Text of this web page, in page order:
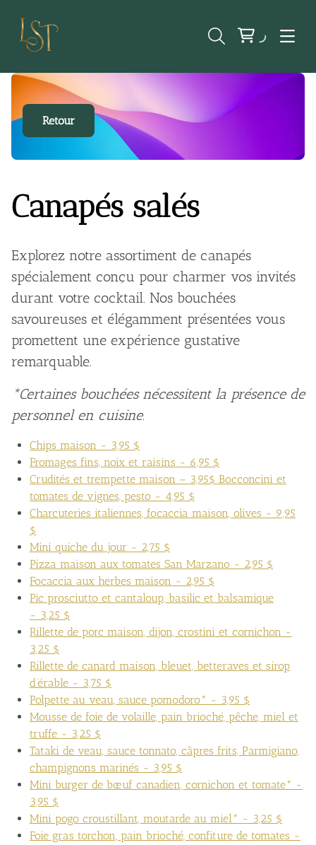
Retour
Canapés salés
Explorez notre assortiment de canapés
spécialement conçu pour charmer vos invités
durant votre cocktail. Nos bouchées
savoureuses et élégamment présentées vous
promettent une expérience gustative
remarquable.
*Certaines bouchées nécessitent la présence de
personnel en cuisine.
Chips maison - 3,95 $
Fromages fins, noix et raisins - 6,95 $
Crudités et trempette maison – 3,95$ Bocconcini et
tomates de vignes, pesto - 4,95 $
Charcuteries italiennes, focaccia maison, olives - 9,95
$
Mini quiche du jour - 2,75 $
Pizza maison aux tomates San Marzano - 2,95 $
Focaccia aux herbes maison - 2,95 $
Pic prosciutto et cantaloup, basilic et balsamique
- 3,25 $
Rillette de porc maison, dijon, crostini et cornichon -
3,25 $
Rillette de canard maison, bleuet, betteraves et sirop
d’érable - 3,75 $
Polpette au veau, sauce pomodoro* - 3,95 $
Mousse de foie de volaille, pain brioché, pêche, miel et
truffe - 3,25 $
Tataki de veau, sauce tonnato, câpres frits, Parmigiano,
champignons marinés - 3,95 $
Mini burger de bœuf canadien, cornichon et tomate* -
3,95 $
Mini pogo croustillant, moutarde au miel* - 3,25 $
Foie gras torchon, pain brioché, confiture de tomates -